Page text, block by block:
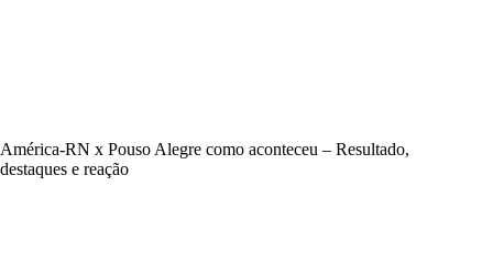
América-RN x Pouso Alegre como aconteceu – Resultado,
destaques e reação